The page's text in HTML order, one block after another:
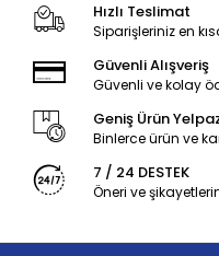
Hızlı Teslimat
Siparişleriniz en
Güvenli Alışveriş
Güvenli ve kolay
Geniş Ürün
Binlerce ürün ve
7 / 24 DESTEK
Öneri ve